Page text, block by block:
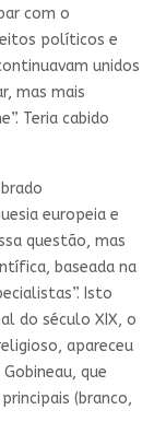
com o
políticos e
unidos
mas mais
Teria cabido
europeia e
questão, mas
baseada na
Isto
do século XIX, o
apareceu
que
(branco,